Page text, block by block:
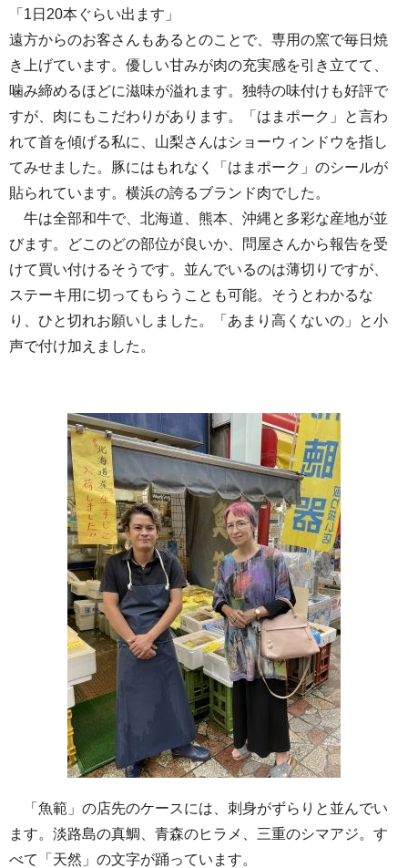
「1日20本ぐらい出ます」
遠方からのお客さんもあるとのことで、専用の窯で毎日焼
き上げています。優しい甘みが肉の充実感を引き立てて、
噛み締めるほどに滋味が溢れます。独特の味付けも好評で
すが、肉にもこだわりがあります。「はまポーク」と言わ
れて首を傾げる私に、山梨さんはショーウィンドウを指し
てみせました。豚にはもれなく「はまポーク」のシールが
貼られています。横浜の誇るブランド肉でした。
牛は全部和牛で、北海道、熊本、沖縄と多彩な産地が並
びます。どこのどの部位が良いか、問屋さんから報告を受
けて買い付けるそうです。並んでいるのは薄切りですが、
ステーキ用に切ってもらうことも可能。そうとわかるな
り、ひと切れお願いしました。「あまり高くないの」と小
声で付け加えました。
「魚範」の店先のケースには、刺身がずらりと並んでい
ます。淡路島の真鯛、青森のヒラメ、三重のシマアジ。す
べて「天然」の文字が踊っています。